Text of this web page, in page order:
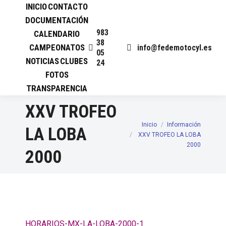
INICIOCONTACTO
DOCUMENTACIÓN
CALENDARIO
CAMPEONATOS
NOTICIASCLUBES
FOTOS
TRANSPARENCIA
983
38
05
24
info@fedemotocyl.es
XXV TROFEO
LA LOBA
2000
Estás aquí:
Inicio
Información
XXV TROFEO LA LOBA
2000
HORARIOS-MX-LA-LOBA-2000-1